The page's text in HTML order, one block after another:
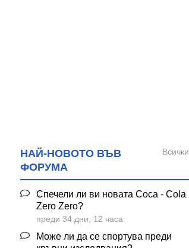
НАЙ-НОВОТО ВЪВ
ФОРУМА
Спечели ли ви новата Coca - Cola
Zero Zero?
преди 34 дни, 12 часа
Може ли да се спортува преди
Всички